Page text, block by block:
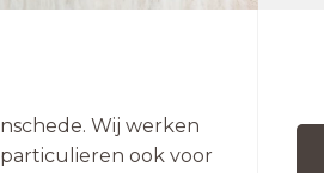
Wij werken
ook voor